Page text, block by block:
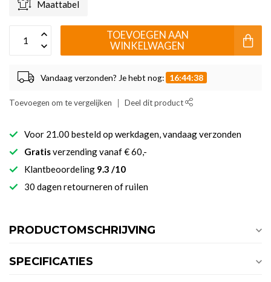
Maattabel
TOEVOEGEN AAN
WINKELWAGEN
Vandaag verzonden? Je hebt nog: 16:44:38
Toevoegen om te vergelijken Deel dit product
Voor 21.00 besteld op werkdagen, vandaag verzonden
Gratisverzending vanaf € 60,-
Klantbeoordeling 9.3 /10
30 dagen retourneren of ruilen
PRODUCTOMSCHRIJVING
SPECIFICATIES